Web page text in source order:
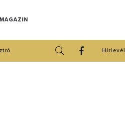
Hírlevél